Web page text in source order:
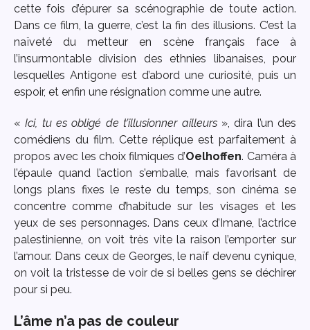
cette fois d’épurer sa scénographie de toute action.
Dans ce film, la guerre, c’est la fin des illusions. C’est la
naïveté du metteur en scène français face à
l’insurmontable division des ethnies libanaises, pour
lesquelles Antigone est d’abord une curiosité, puis un
espoir, et enfin une résignation comme une autre.
«Ici, tu es obligé de t’illusionner ailleurs», dira l’un des
comédiens du film. Cette réplique est parfaitement à
propos avec les choix filmiques d’Oelhoffen. Caméra à
l’épaule quand l’action s’emballe, mais favorisant de
longs plans fixes le reste du temps, son cinéma se
concentre comme d’habitude sur les visages et les
yeux de ses personnages. Dans ceux d’Imane, l’actrice
palestinienne, on voit très vite la raison l’emporter sur
l’amour. Dans ceux de Georges, le naïf devenu cynique,
on voit la tristesse de voir de si belles gens se déchirer
pour si peu.
L’âme n’a pas de couleur